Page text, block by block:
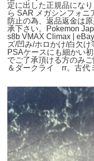
定に出した正規品にな
ら SAR メガシンフォニ
防止の為、返品返金は
承下さい。Pokemon
s8b VMAX Climax |
ズ/凹み/ホロかけ/白欠
PSAケースにも細かい
でご了承頂ける方のみ
＆ダークライ rr。古代